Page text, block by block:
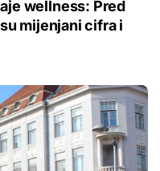
wellness: Pred
mijenjani cifra i